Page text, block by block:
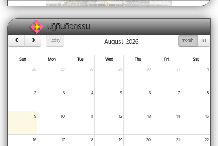
ปฏิทินกิจกรรม
today month list
August 2026
Sun Mon Tue Wed Thu Fri
Sat
26
27 28 29 30 31 1
2 3 4 5 6 7 8
9 10 11 12 13 14 15
16 17 18 19 20 21 22